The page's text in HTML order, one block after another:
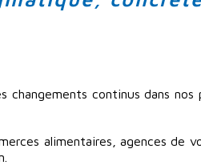
continus dans nos
alimentaires, agences de